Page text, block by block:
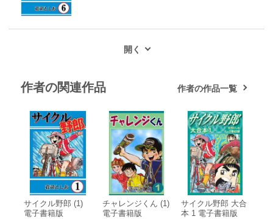
作者の関連作品 作者の作品一覧
サイクル野郎 (1)
電子書籍版
チャレンジくん (1)
電子書籍版
サイクル野郎 大合
本 1 電子書籍版